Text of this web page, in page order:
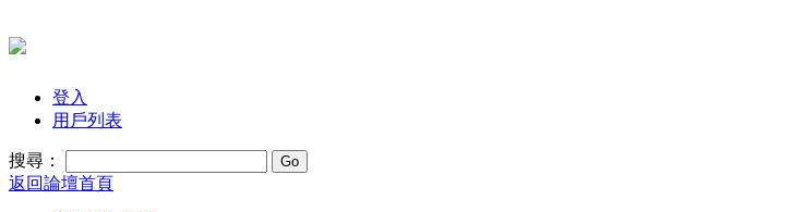
登入
用戶列表
搜尋：
返回論壇首頁